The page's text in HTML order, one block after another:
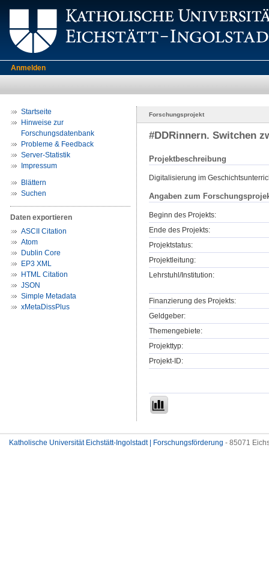
Anmelden
Startseite
Hinweise zur
Forschungsdatenbank
Probleme & Feedback
Server-Statistik
Impressum
Blättern
Suchen
Daten exportieren
ASCII Citation
Atom
Dublin Core
EP3 XML
HTML Citation
JSON
Simple Metadata
xMetaDissPlus
Forschungsprojekt
#DDRinnern. Switchen
Projektbeschreibung
Digitalisierung im
Angaben zum
Beginn des Projekts:
Ende des Projekts:
Projektstatus:
Projektleitung:
Lehrstuhl/Institution:
Finanzierung des Projekts:
Geldgeber:
Themengebiete:
Projekttyp:
Projekt-ID:
Katholische Universität Eichstätt-Ingolstadt | Forschungsförderung - 85071